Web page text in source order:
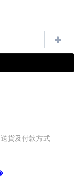
送貨及付款方式